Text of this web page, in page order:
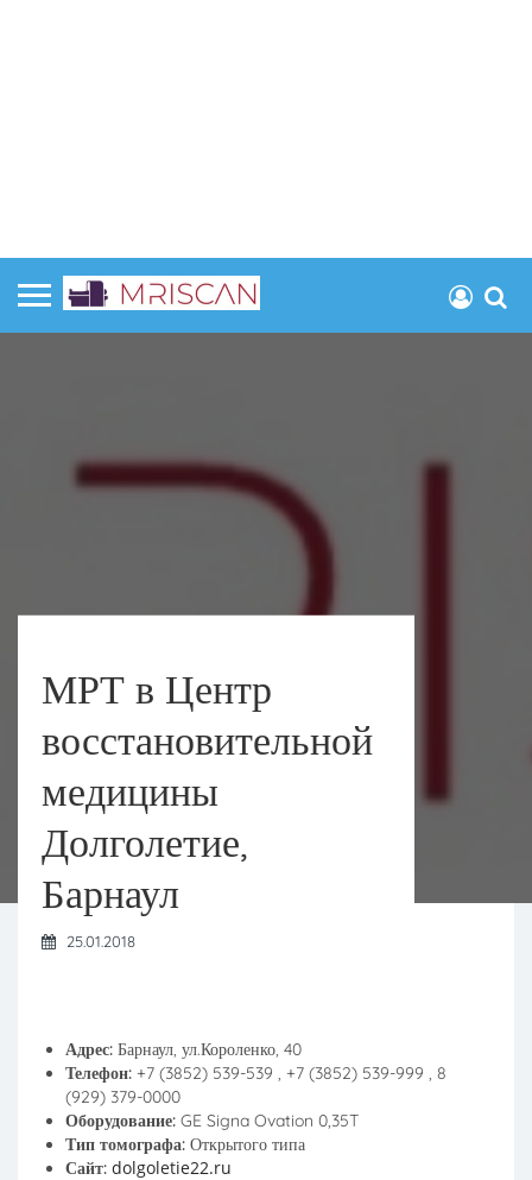
МРТ в Центр
восстановительной
медицины
Долголетие,
Барнаул
25.01.2018
Адрес: Барнаул, ул.Короленко, 40
Телефон: +7 (3852) 539-539 , +7 (3852) 539-999 , 8
(929) 379-0000
Оборудование: GE Signa Ovation 0,35T
Тип томографа: Открытого типа
Сайт: dolgoletie22.ru